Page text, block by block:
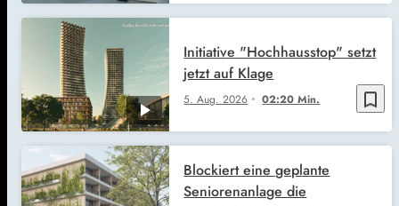
bookmark_border
5. Aug. 2026 02:20 Min.
Initiative "Hochhausstop" setzt
jetzt auf Klage
Blockiert eine geplante
Seniorenanlage die